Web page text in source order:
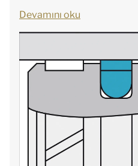
Devamını oku